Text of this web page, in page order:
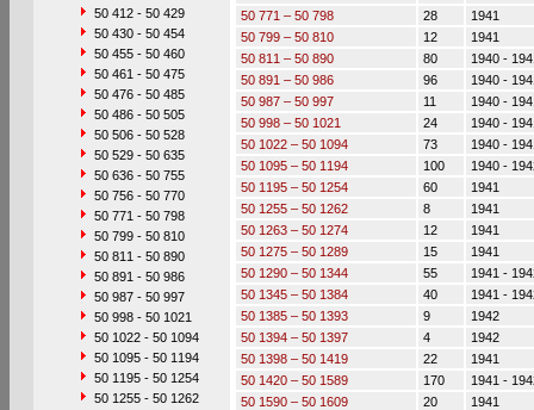
50 412 - 50 429
50 430 - 50 454
50 455 - 50 460
50 461 - 50 475
50 476 - 50 485
50 486 - 50 505
50 506 - 50 528
50 529 - 50 635
50 636 - 50 755
50 756 - 50 770
50 771 - 50 798
50 799 - 50 810
50 811 - 50 890
50 891 - 50 986
50 987 - 50 997
50 998 - 50 1021
50 1022 - 50 1094
50 1095 - 50 1194
50 1195 - 50 1254
50 1255 - 50 1262
50 771 – 50 798
28
1941
50 799 – 50 810
12
1941
50 811 – 50 890
80
1940 -
50 891 – 50 986
96
1940 -
50 987 – 50 997
11
1940 -
50 998 – 50 1021
24
1940 -
50 1022 – 50 1094
73
1940 -
50 1095 – 50 1194
100
1940 -
50 1195 – 50 1254
60
1941
50 1255 – 50 1262
8
1941
50 1263 – 50 1274
12
1941
50 1275 – 50 1289
15
1941
50 1290 – 50 1344
55
1941 -
50 1345 – 50 1384
40
1941 -
50 1385 – 50 1393
9
1942
50 1394 – 50 1397
4
1942
50 1398 – 50 1419
22
1941
50 1420 – 50 1589
170
1941 -
50 1590 – 50 1609
20
1941